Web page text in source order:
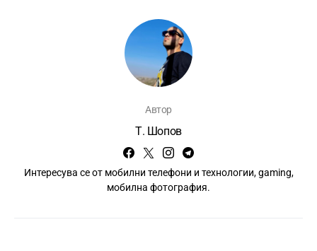
Автор
Т. Шопов
Интересува се от мобилни телефони и технологии, gaming,
мобилна фотография.